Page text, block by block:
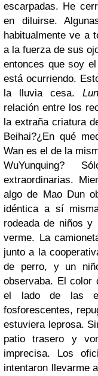
escarpadas. He
en diluirse.
habitualmente ve a
a la fuerza de sus
entonces que soy
está ocurriendo.
la lluvia cesa.
relación entre los
la extraña criatura
Beihai?¿En qué
Wan es el de la
WuYunquing?
extraordinarias.
algo de Mao Dun
idéntica a sí
rodeada de niños
verme. La
junto a la
de perro, y un
observaba. El color
el lado de las
fosforescentes,
estuviera leprosa.
patio trasero y
imprecisa. Los
intentaron llevarme